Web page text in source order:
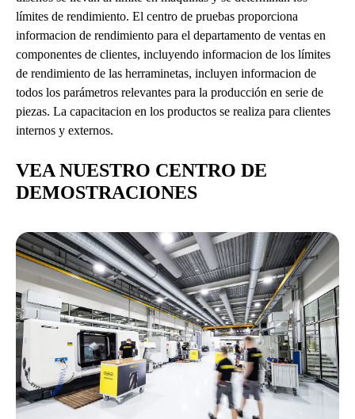
límites de rendimiento. El centro de pruebas proporciona
informacion de rendimiento para el departamento de ventas en
componentes de clientes, incluyendo informacion de los límites
de rendimiento de las herraminetas, incluyen informacion de
todos los parámetros relevantes para la producción en serie de
piezas. La capacitacion en los productos se realiza para clientes
internos y externos.
VEA NUESTRO CENTRO DE
DEMOSTRACIONES